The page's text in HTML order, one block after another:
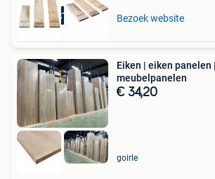
GROOTSTE VAN NL BE Bezoek website
Eiken | eiken panelen
meubelpanelen
€ 34,20
goirle